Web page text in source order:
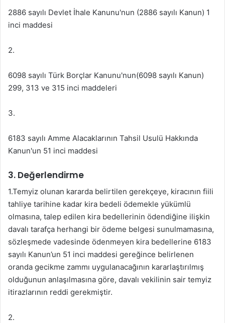
2886 sayılı Devlet İhale Kanunu'nun (2886 sayılı Kanun) 1
inci maddesi
2.
6098 sayılı Türk Borçlar Kanunu'nun(6098 sayılı Kanun)
299, 313 ve 315 inci maddeleri
3.
6183 sayılı Amme Alacaklarının Tahsil Usulü Hakkında
Kanun'un 51 inci maddesi
3. Değerlendirme
1.Temyiz olunan kararda belirtilen gerekçeye, kiracının fiili
tahliye tarihine kadar kira bedeli ödemekle yükümlü
olmasına, talep edilen kira bedellerinin ödendiğine ilişkin
davalı tarafça herhangi bir ödeme belgesi sunulmamasına,
sözleşmede vadesinde ödenmeyen kira bedellerine 6183
sayılı Kanun’un 51 inci maddesi gereğince belirlenen
oranda gecikme zammı uygulanacağının kararlaştırılmış
olduğunun anlaşılmasına göre, davalı vekilinin sair temyiz
itirazlarının reddi gerekmiştir.
2.